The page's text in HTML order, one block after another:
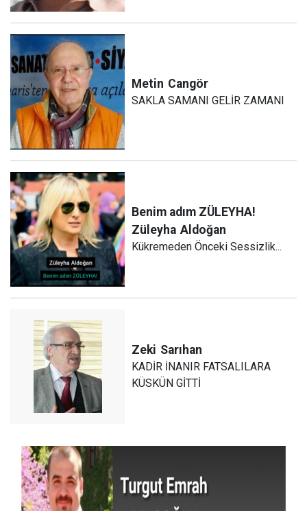
Metin Cangör
SAKLA SAMANI GELİR ZAMANI
Benim adım ZÜLEYHA!
Züleyha Aldoğan
Kükremeden Önceki Sessizlik...
Zeki Sarıhan
KADİR İNANIR FATSALILARA
KÜSKÜN GİTTİ